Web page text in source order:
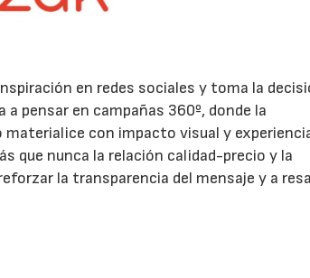
en redes sociales y toma la
pensar en campañas 360º, donde la
con impacto visual y
que nunca la relación calidad-precio y la
la transparencia del mensaje y a